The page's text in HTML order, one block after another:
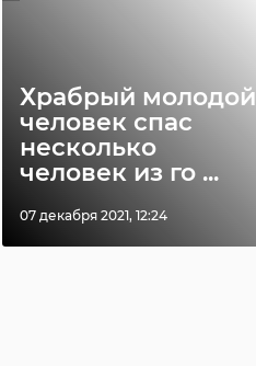
Храбрый молодой
человек спас
несколько
человек из го ...
07 декабря 2021, 12:24